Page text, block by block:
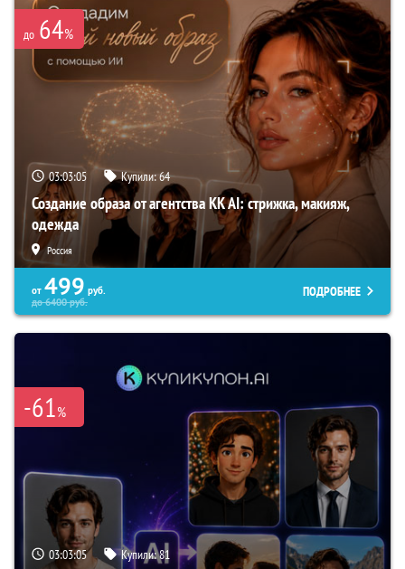
до 64%
03:03:04 Купили:64
Создание образа от агентства KK AI: стрижка, макияж,
одежда
Россия
от 499 руб.
до6400руб.
ПОДРОБНЕЕ
-61%
03:03:04 Купили:81